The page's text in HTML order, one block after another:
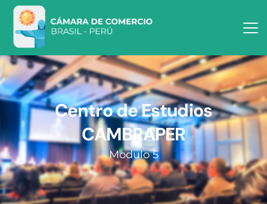
Centro de Estudios
CAMBRAPER
Modulo 5